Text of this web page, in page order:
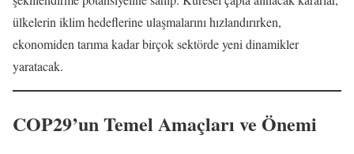
ülkelerin iklim hedeflerine ulaşmalarını hızlandırırken,
ekonomiden tarıma kadar birçok sektörde yeni dinamikler
yaratacak.
COP29’un Temel Amaçları ve Önemi